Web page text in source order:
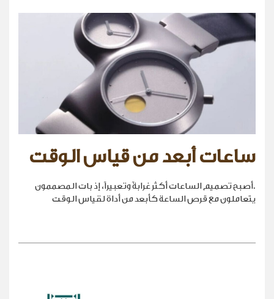
ساعات أبعد من قياس الوقت
.أصبح تصميم الساعات أكثر غرابةً وتعبيراً، إذ بات المصممون
يتعاملون مع قرص الساعة كأبعد من أداة لقياس الوقت